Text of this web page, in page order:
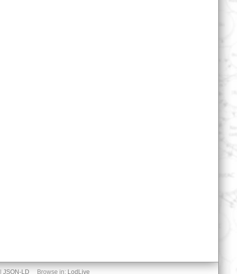
JSON-LD Browse in: LodLive